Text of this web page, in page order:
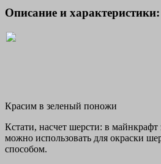
Описание и характеристики:
Красим в зеленый поножи
Кстати, насчет шерсти: в майнкрафт
можно использовать для окраски
способом.